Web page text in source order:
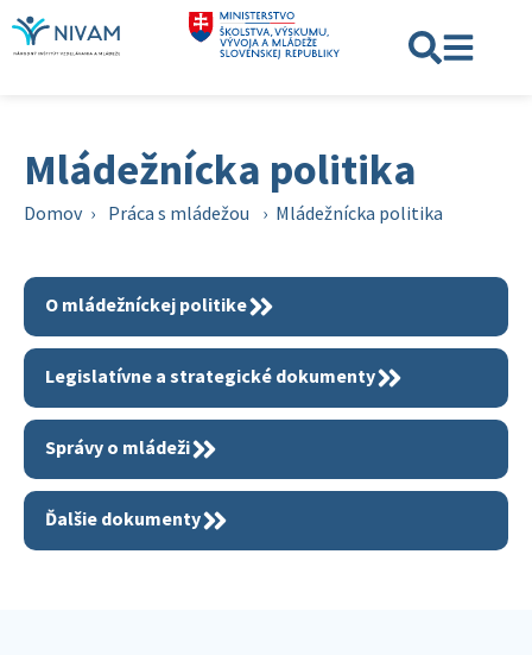
Mládežnícka politika
Domov › Práca s mládežou › Mládežnícka politika
O mládežníckej politike
Legislatívne a strategické dokumenty
Správy o mládeži
Ďalšie dokumenty